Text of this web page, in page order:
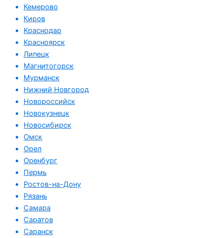
Кемерово
Киров
Краснодар
Красноярск
Липецк
Магнитогорск
Мурманск
Нижний Новгород
Новороссийск
Новокузнецк
Новосибирск
Омск
Орел
Оренбург
Пермь
Ростов-на-Дону
Рязань
Самара
Саратов
Саранск